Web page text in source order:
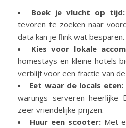
Boek je vlucht op tijd:
tevoren te zoeken naar
data kan je flink wat besparen.
Kies voor lokale
homestays en kleine hotels
verblijf voor een fractie van
Eet waar de locals eten:
warungs serveren heerlijke
zeer vriendelijke prijzen.
Huur een scooter:Met